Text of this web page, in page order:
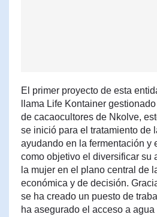
El primer proyecto de esta
llama Life Kontainer
de cacaocultores de Nkolve,
se inició para el tratamiento de
ayudando en la fermentación y
como objetivo el diversificar su
la mujer en el plano central de
económica y de decisión.
se ha creado un puesto de
ha asegurado el acceso a